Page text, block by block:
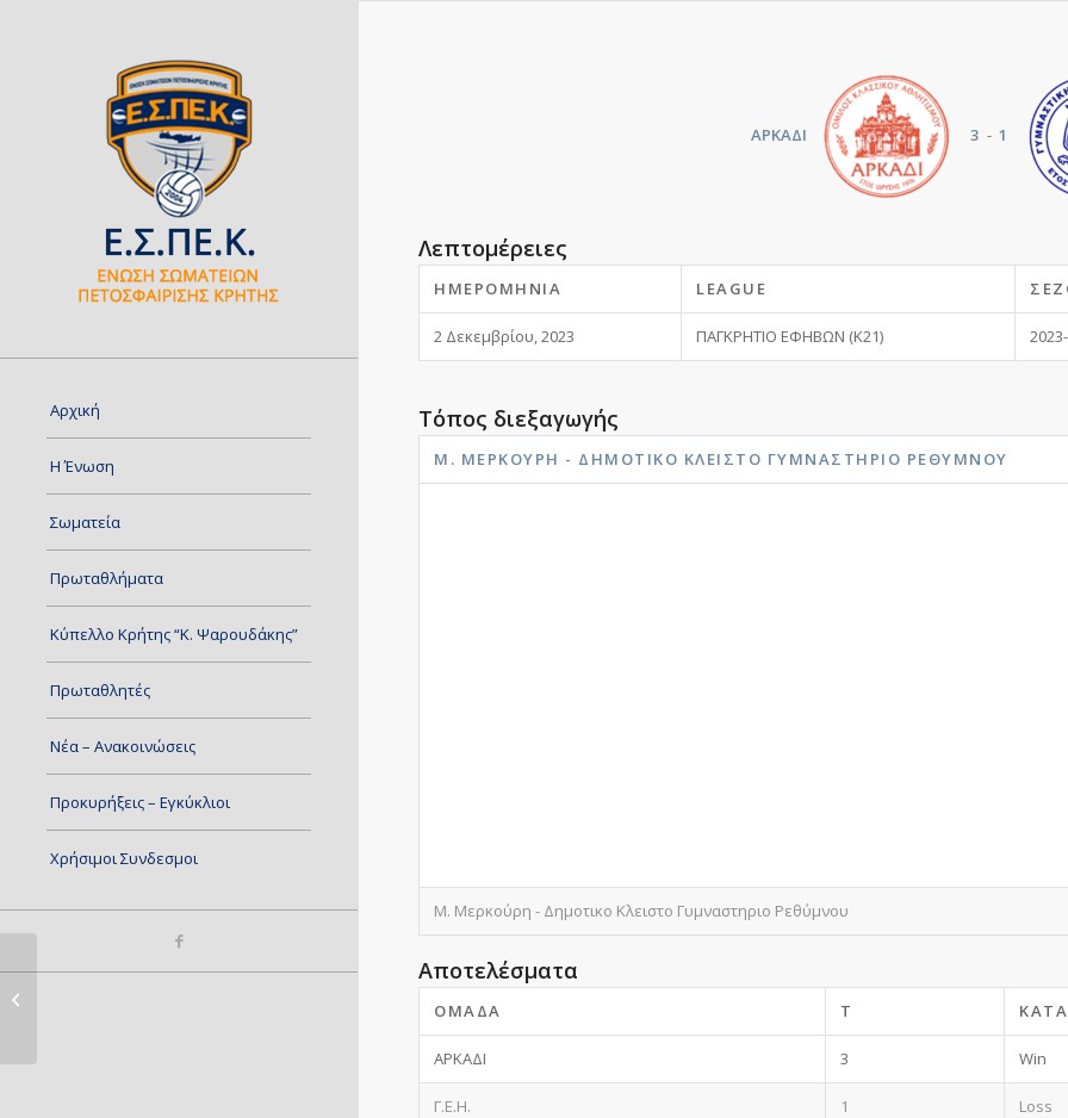
Αρχική
Η Ένωση
Σωματεία
Πρωταθλήματα
Κύπελλο Κρήτης “Κ. Ψαρουδάκης”
Πρωταθλητές
Νέα – Ανακοινώσεις
Προκυρήξεις – Εγκύκλιοι
Χρήσιμοι Συνδεσμοι
ΑΡΚΑΔΙ 3 - 1
Λεπτομέρειες
ΗΜΕΡΟΜΗΝΊΑ LEAGUE
2 Δεκεμβρίου, 2023 ΠΑΓΚΡΗΤΙΟ ΕΦΗΒΩΝ (Κ21)
Τόπος διεξαγωγής
Μ. ΜΕΡΚΟΎΡΗ - ΔΗΜΟΤΙΚΟ ΚΛΕΙΣΤΟ ΓΥΜΝΑΣΤΗΡΙΟ ΡΕΘΎΜΝΟΥ
Μ. Μερκούρη - Δημοτικο Κλειστο Γυμναστηριο Ρεθύμνου
Αποτελέσματα
ΟΜΆΔΑ T
ΑΡΚΑΔΙ 3 Win
Γ.Ε.Η. 1 Loss